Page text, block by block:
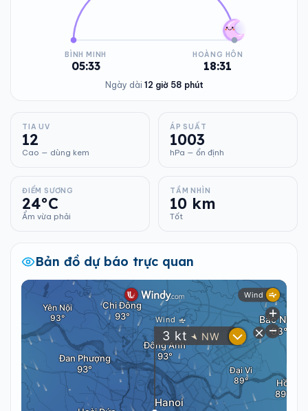
BÌNH MINH
05:33
HOÀNG HÔN
18:31
Ngày dài 12 giờ 58 phút
TIA UV
12
Cao — dùng kem
ÁP SUẤT
1003
hPa — ổn định
ĐIỂM SƯƠNG
24°C
Ẩm vừa phải
TẦM NHÌN
10 km
Tốt
Bản đồ dự báo trực quan